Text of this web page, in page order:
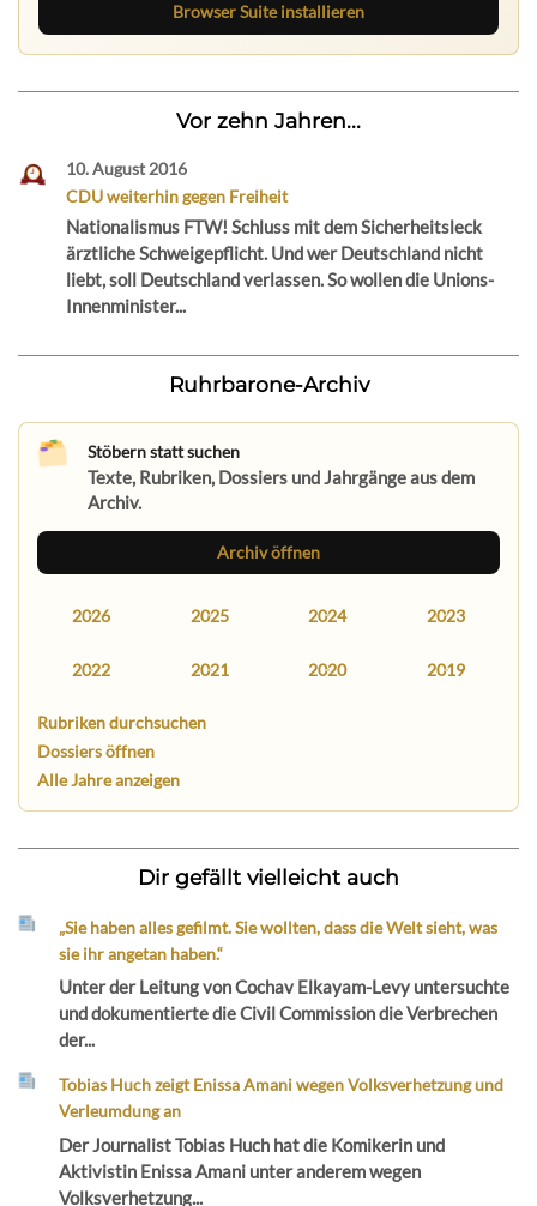
Browser Suite installieren
Vor zehn Jahren...
10. August 2016
CDU weiterhin gegen Freiheit
Nationalismus FTW! Schluss mit dem Sicherheitsleck
ärztliche Schweigepflicht. Und wer Deutschland nicht
liebt, soll Deutschland verlassen. So wollen die Unions-
Innenminister...
Ruhrbarone-Archiv
Stöbern statt suchen
Texte, Rubriken, Dossiers und Jahrgänge aus dem
Archiv.
Archiv öffnen
2026 2025 2024 2023
2022 2021 2020 2019
Rubriken durchsuchen
Dossiers öffnen
Alle Jahre anzeigen
Dir gefällt vielleicht auch
„Sie haben alles gefilmt. Sie wollten, dass die Welt sieht, was
sie ihr angetan haben.“
Unter der Leitung von Cochav Elkayam-Levy untersuchte
und dokumentierte die Civil Commission die Verbrechen
der...
Tobias Huch zeigt Enissa Amani wegen Volksverhetzung und
Verleumdung an
Der Journalist Tobias Huch hat die Komikerin und
Aktivistin Enissa Amani unter anderem wegen
Volksverhetzung...